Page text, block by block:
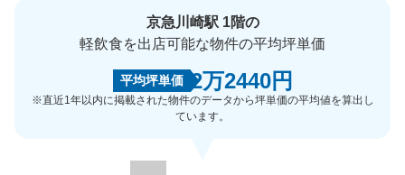
京急川崎駅 1階の
軽飲食を出店可能な物件の平均坪単価
平均坪単価 2万2440円
※直近1年以内に掲載された物件のデータから坪単価の平均値を算出し
ています。